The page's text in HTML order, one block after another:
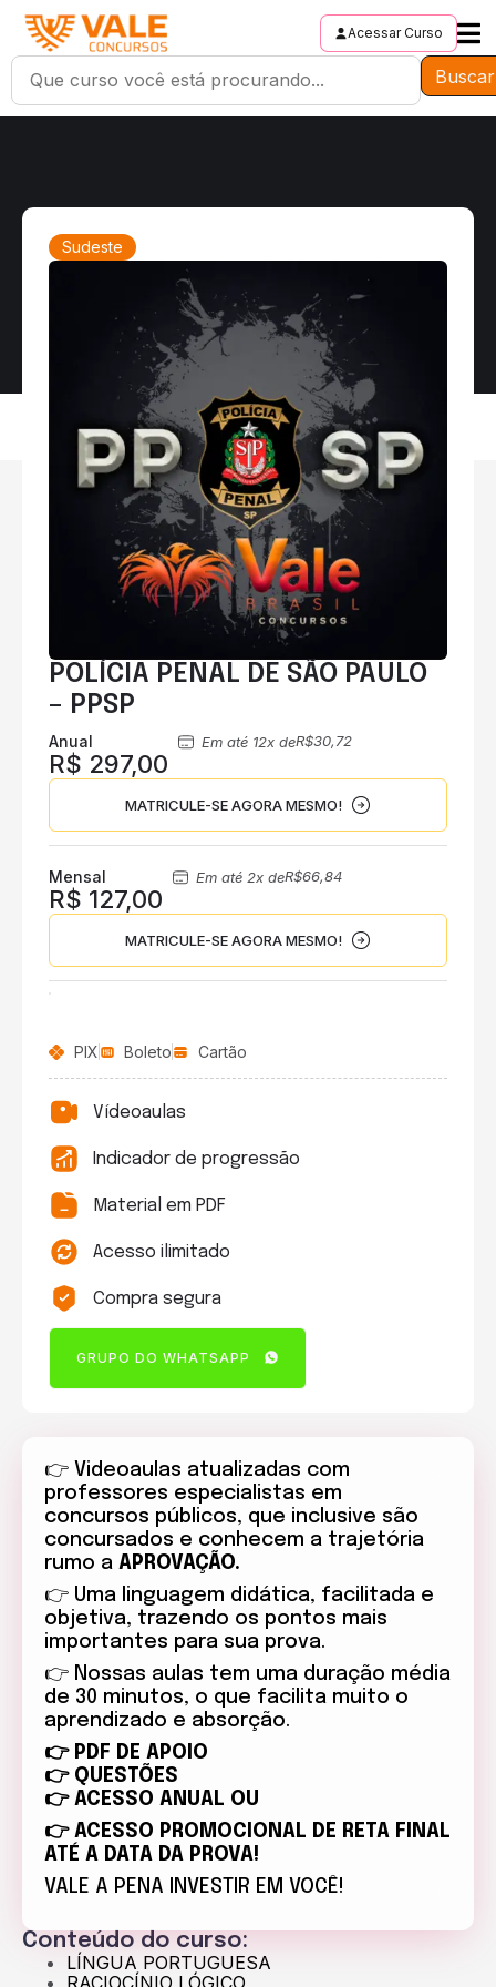
Acessar Curso
Buscar
👉 Videoaulas atualizadas com
professores especialistas em
concursos públicos, que inclusive são
concursados e conhecem a trajetória
rumo a APROVAÇÃO.
👉 Uma linguagem didática, facilitada e
objetiva, trazendo os pontos mais
importantes para sua prova.
👉 Nossas aulas tem uma duração média
de 30 minutos, o que facilita muito o
aprendizado e absorção.
👉 PDF DE APOIO
👉 QUESTÕES
👉 ACESSO ANUAL OU
👉 ACESSO PROMOCIONAL DE RETA FINAL
ATÉ A DATA DA PROVA!
VALE A PENA INVESTIR EM VOCÊ!
Conteúdo do curso:
LÍNGUA PORTUGUESA
RACIOCÍNIO LÓGICO
Sudeste
POLÍCIA PENAL DE SÃO PAULO
– PPSP
Anual
R$ 297,00
Em até 12x deR$30,72
MATRICULE-SE AGORA MESMO!
Mensal
R$ 127,00
Em até 2x deR$66,84
MATRICULE-SE AGORA MESMO!
PIX Boleto Cartão
Vídeoaulas
Indicador de progressão
Material em PDF
Acesso ilimitado
Compra segura
GRUPO DO WHATSAPP